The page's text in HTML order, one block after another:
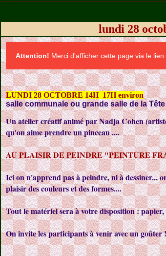
lundi 28
Attention! Merci d'afficher cette page via le lien
LUNDI 28 OCTOBRE 14H 17H environ
salle communale ou grande salle de la
Un atelier créatif animé par Nadja Cohen
qu'on aime prendre un pinceau ....
AU PLAISIR DE PEINDRE "PEINTURE
Ici on n'apprend pas à peindre, ni à dessiner...
plaisir des couleurs et des formes....
Tout le matériel sera à votre disposition :
On invite les participants à venir avec un goûter !